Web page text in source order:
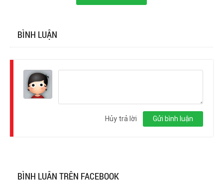
BÌNH LUẬN
Gửi bình luận
Hủy trả lời
BÌNH LUẬN TRÊN FACEBOOK